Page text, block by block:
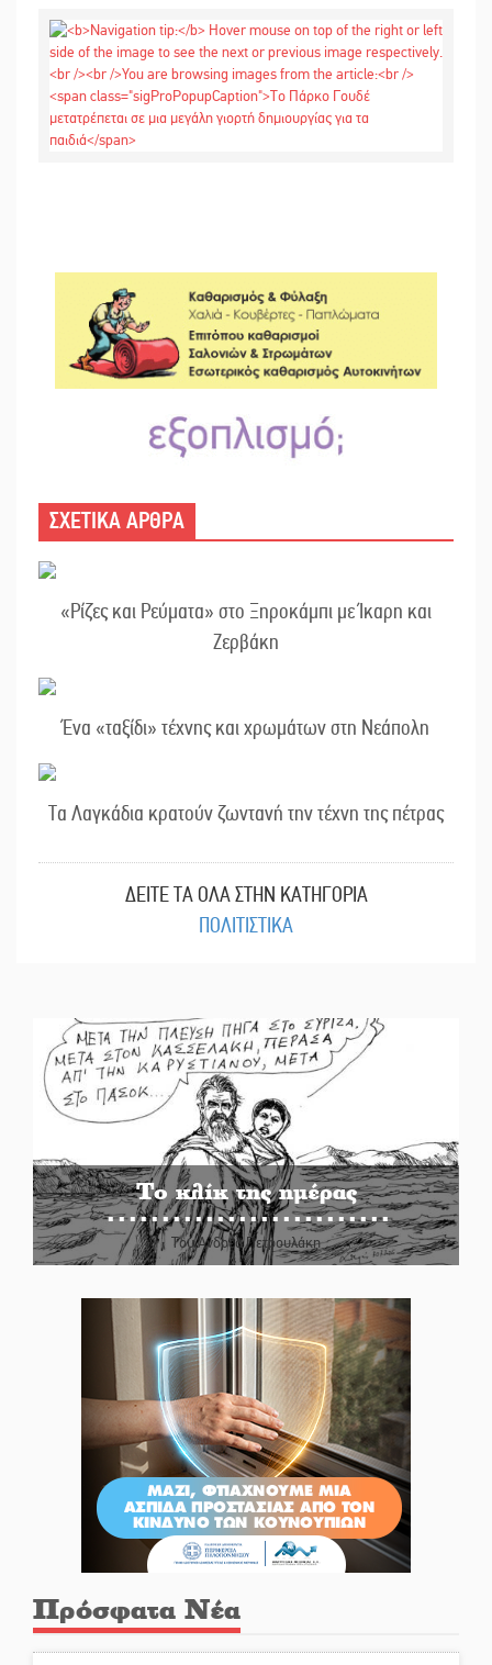
ΣΧΕΤΙΚΑ ΑΡΘΡΑ
«Ρίζες και Ρεύματα» στο Ξηροκάμπι με Ίκαρη και
Ζερβάκη
Ένα «ταξίδι» τέχνης και χρωμάτων στη Νεάπολη
Τα Λαγκάδια κρατούν ζωντανή την τέχνη της πέτρας
ΔΕΙΤΕ ΤΑ ΟΛΑ ΣΤΗΝ ΚΑΤΗΓΟΡΙΑ
ΠΟΛΙΤΙΣΤΙΚΑ
Το κλίκ της ημέρας
Του Ανδρέα Πετρουλάκη
Πρόσφατα Νέα